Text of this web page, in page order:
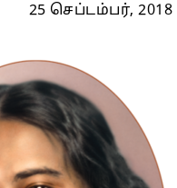
25 செப்டம்பர், 2018